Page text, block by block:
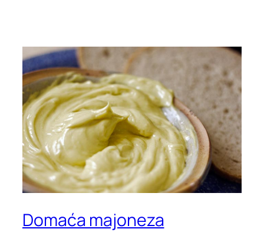
Domaća majoneza